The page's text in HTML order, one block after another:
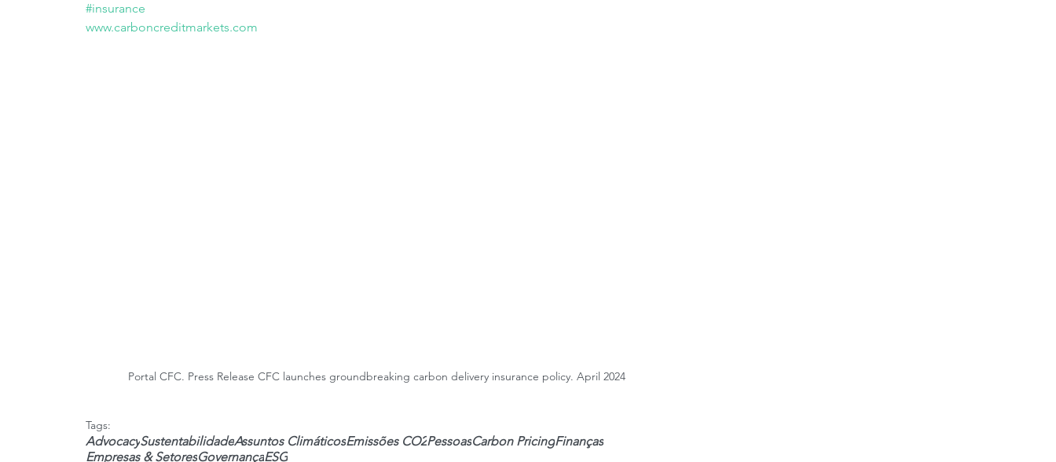
#insurance
www.carboncreditmarkets.com
Portal CFC. Press Release CFC launches groundbreaking carbon delivery insurance policy. April 2024
Tags:
AdvocacySustentabilidadeAssuntos ClimáticosEmissões CO2PessoasCarbon PricingFinanças
Empresas & SetoresGovernançaESG